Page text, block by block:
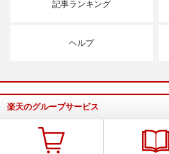
記事ランキング
ヘルプ
楽天のグループサービス